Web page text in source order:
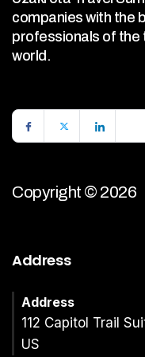
companies with the
professionals of the
world.
Copyright © 2026
Address
Address
112 Capitol Trail
US